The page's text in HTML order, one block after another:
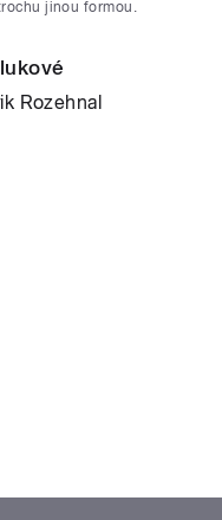
jinou formou.
Rozehnal